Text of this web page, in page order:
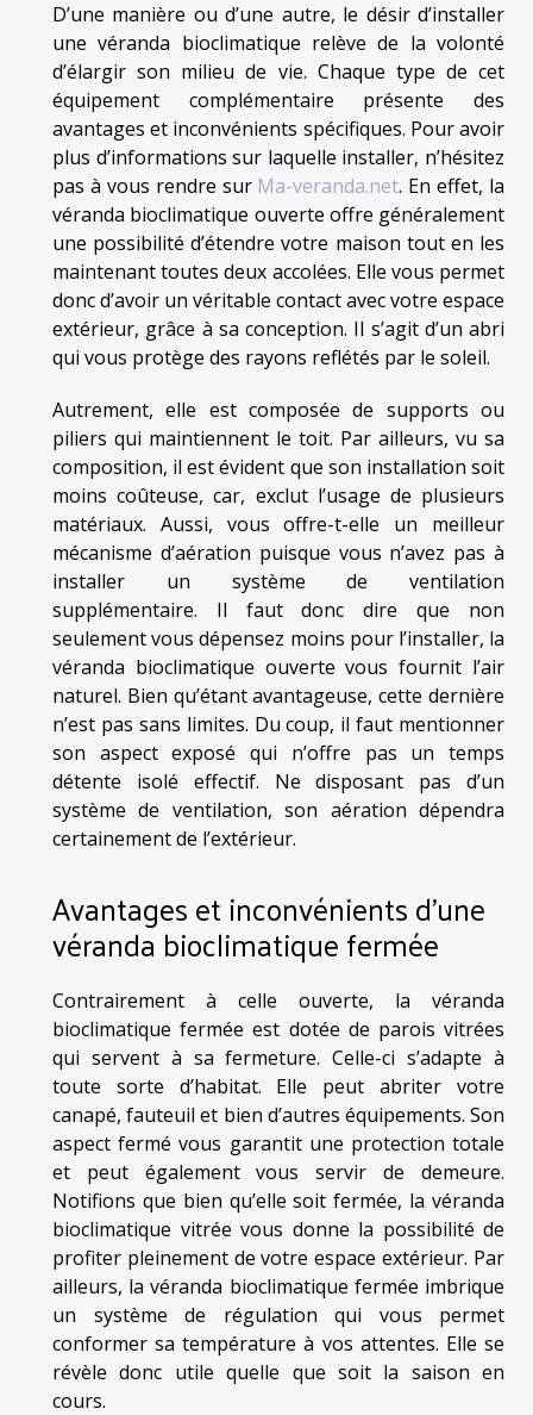
D’une manière ou d’une autre, le désir d’installer
une véranda bioclimatique relève de la volonté
d’élargir son milieu de vie. Chaque type de cet
équipement complémentaire présente des
avantages et inconvénients spécifiques. Pour avoir
plus d’informations sur laquelle installer, n’hésitez
pas à vous rendre sur Ma-veranda.net. En effet, la
véranda bioclimatique ouverte offre généralement
une possibilité d’étendre votre maison tout en les
maintenant toutes deux accolées. Elle vous permet
donc d’avoir un véritable contact avec votre espace
extérieur, grâce à sa conception. Il s’agit d’un abri
qui vous protège des rayons reflétés par le soleil.
Autrement, elle est composée de supports ou
piliers qui maintiennent le toit. Par ailleurs, vu sa
composition, il est évident que son installation soit
moins coûteuse, car, exclut l’usage de plusieurs
matériaux. Aussi, vous offre-t-elle un meilleur
mécanisme d’aération puisque vous n’avez pas à
installer un système de ventilation
supplémentaire. Il faut donc dire que non
seulement vous dépensez moins pour l’installer, la
véranda bioclimatique ouverte vous fournit l’air
naturel. Bien qu’étant avantageuse, cette dernière
n’est pas sans limites. Du coup, il faut mentionner
son aspect exposé qui n’offre pas un temps
détente isolé effectif. Ne disposant pas d’un
système de ventilation, son aération dépendra
certainement de l’extérieur.
Avantages et inconvénients d’une
véranda bioclimatique fermée
Contrairement à celle ouverte, la véranda
bioclimatique fermée est dotée de parois vitrées
qui servent à sa fermeture. Celle-ci s’adapte à
toute sorte d’habitat. Elle peut abriter votre
canapé, fauteuil et bien d’autres équipements. Son
aspect fermé vous garantit une protection totale
et peut également vous servir de demeure.
Notifions que bien qu’elle soit fermée, la véranda
bioclimatique vitrée vous donne la possibilité de
profiter pleinement de votre espace extérieur. Par
ailleurs, la véranda bioclimatique fermée imbrique
un système de régulation qui vous permet
conformer sa température à vos attentes. Elle se
révèle donc utile quelle que soit la saison en
cours.